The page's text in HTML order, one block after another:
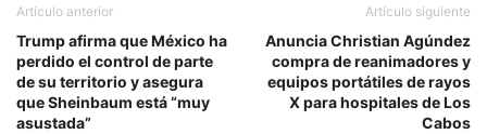
Artículo anterior
Trump afirma que México ha
perdido el control de parte
de su territorio y asegura
que Sheinbaum está “muy
asustada”
Artículo siguiente
Anuncia Christian Agúndez
compra de reanimadores y
equipos portátiles de rayos
X para hospitales de Los
Cabos